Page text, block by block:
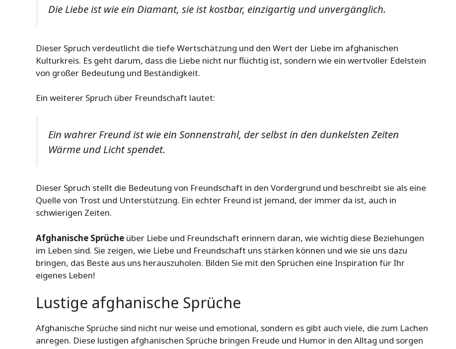
Die Liebe ist wie ein Diamant, sie ist kostbar, einzigartig und unvergänglich.
Dieser Spruch verdeutlicht die tiefe Wertschätzung und den Wert der Liebe im afghanischen
Kulturkreis. Es geht darum, dass die Liebe nicht nur flüchtig ist, sondern wie ein wertvoller Edelstein
von großer Bedeutung und Beständigkeit.
Ein weiterer Spruch über Freundschaft lautet:
Ein wahrer Freund ist wie ein Sonnenstrahl, der selbst in den dunkelsten Zeiten
Wärme und Licht spendet.
Dieser Spruch stellt die Bedeutung von Freundschaft in den Vordergrund und beschreibt sie als eine
Quelle von Trost und Unterstützung. Ein echter Freund ist jemand, der immer da ist, auch in
schwierigen Zeiten.
Afghanische Sprüche über Liebe und Freundschaft erinnern daran, wie wichtig diese Beziehungen
im Leben sind. Sie zeigen, wie Liebe und Freundschaft uns stärken können und wie sie uns dazu
bringen, das Beste aus uns herauszuholen. Bilden Sie mit den Sprüchen eine Inspiration für Ihr
eigenes Leben!
Lustige afghanische Sprüche
Afghanische Sprüche sind nicht nur weise und emotional, sondern es gibt auch viele, die zum Lachen
anregen. Diese lustigen afghanischen Sprüche bringen Freude und Humor in den Alltag und sorgen